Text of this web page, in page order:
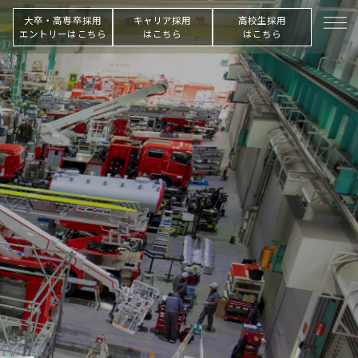
大卒・高専卒採用
エントリーはこちら
キャリア採用
はこちら
高校生採用
はこちら